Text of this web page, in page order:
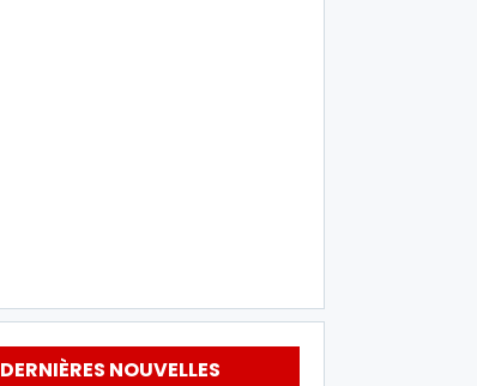
DERNIÈRES NOUVELLES